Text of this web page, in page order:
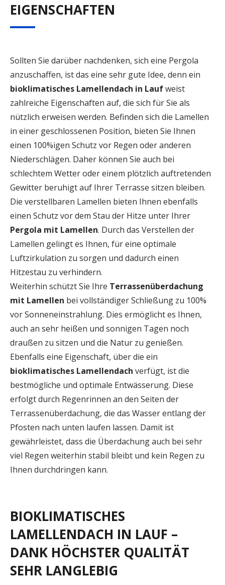
EIGENSCHAFTEN
Sollten Sie darüber nachdenken, sich eine Pergola
anzuschaffen, ist das eine sehr gute Idee, denn ein
bioklimatisches Lamellendach in Laufweist
zahlreiche Eigenschaften auf, die sich für Sie als
nützlich erweisen werden. Befinden sich die Lamellen
in einer geschlossenen Position, bieten Sie Ihnen
einen 100%igen Schutz vor Regen oder anderen
Niederschlägen. Daher können Sie auch bei
schlechtem Wetter oder einem plötzlich auftretenden
Gewitter beruhigt auf Ihrer Terrasse sitzen bleiben.
Die verstellbaren Lamellen bieten Ihnen ebenfalls
einen Schutz vor dem Stau der Hitze unter Ihrer
Pergola mit Lamellen. Durch das Verstellen der
Lamellen gelingt es Ihnen, für eine optimale
Luftzirkulation zu sorgen und dadurch einen
Hitzestau zu verhindern.
Weiterhin schützt Sie Ihre Terrassenüberdachung
mit Lamellen bei vollständiger Schließung zu 100%
vor Sonneneinstrahlung. Dies ermöglicht es Ihnen,
auch an sehr heißen und sonnigen Tagen noch
draußen zu sitzen und die Natur zu genießen.
Ebenfalls eine Eigenschaft, über die ein
bioklimatisches Lamellendach verfügt, ist die
bestmögliche und optimale Entwässerung. Diese
erfolgt durch Regenrinnen an den Seiten der
Terrassenüberdachung, die das Wasser entlang der
Pfosten nach unten laufen lassen. Damit ist
gewährleistet, dass die Überdachung auch bei sehr
viel Regen weiterhin stabil bleibt und kein Regen zu
Ihnen durchdringen kann.
BIOKLIMATISCHES
LAMELLENDACH IN LAUF –
DANK HÖCHSTER QUALITÄT
SEHR LANGLEBIG